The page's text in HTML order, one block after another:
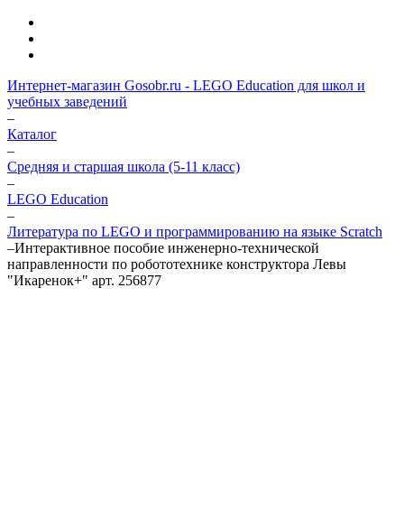
Интернет-магазин Gosobr.ru - LEGO Education для школ и
учебных заведений
–
Каталог
–
Средняя и старшая школа (5-11 класс)
–
LEGO Education
–
Литература по LEGO и программированию на языке Scratch
–Интерактивное пособие инженерно-технической
направленности по робототехнике конструктора Левы
"Икаренок+" арт. 256877